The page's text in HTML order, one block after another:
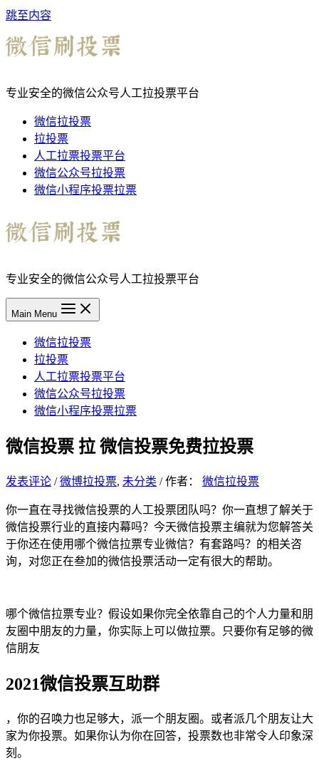
跳至内容
专业安全的微信公众号人工拉投票平台
微信拉投票
拉投票
人工拉票投票平台
微信公众号拉投票
微信小程序投票拉票
专业安全的微信公众号人工拉投票平台
Main Menu
微信拉投票
拉投票
人工拉票投票平台
微信公众号拉投票
微信小程序投票拉票
微信投票 拉 微信投票免费拉投票
发表评论 /微博拉投票, 未分类 / 作者： 微信拉投票
你一直在寻找微信投票的人工投票团队吗？你一直想了解关于
微信投票行业的直接内幕吗？今天微信投票主编就为您解答关
于你还在使用哪个微信拉票专业微信？有套路吗？的相关咨
询，对您正在叁加的微信投票活动一定有很大的帮助。
哪个微信拉票专业？假设如果你完全依靠自己的个人力量和朋
友圈中朋友的力量，你实际上可以做拉票。只要你有足够的微
信朋友
2021微信投票互助群
，你的召唤力也足够大，派一个朋友圈。或者派几个朋友让大
家为你投票。如果你认为你在回答，投票数也非常令人印象深
刻。